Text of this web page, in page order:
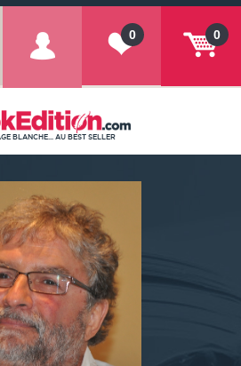
0
0
BLANCHE... AU BEST SELLER